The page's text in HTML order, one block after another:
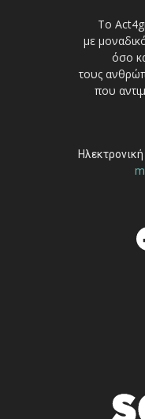
Το
με
όσο
τους
που